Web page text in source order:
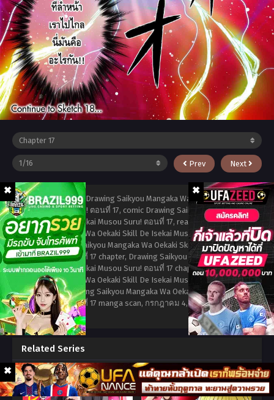
Prev Next
tags: read manga Drawing Saikyou Mangaka Wa Oekaki Skill De
Isekai Musou Suru! ตอนที่ 17, comic Drawing Saikyou Mangaka Wa
Oekaki Skill De Isekai Musou Suru! ตอนที่ 17, read Drawing
Saikyou Mangaka Wa Oekaki Skill De Isekai Musou Suru! ตอนที่ 17
online, Drawing Saikyou Mangaka Wa Oekaki Skill De Isekai
Musou Suru! ตอนที่ 17 chapter, Drawing Saikyou Mangaka Wa
Oekaki Skill De Isekai Musou Suru! ตอนที่ 17 chapter, Drawing
Saikyou Mangaka Wa Oekaki Skill De Isekai Musou Suru! ตอนที่ 17
high quality, Drawing Saikyou Mangaka Wa Oekaki Skill De Isekai
Musou Suru! ตอนที่ 17 manga scan, กรกฎาคม 4, 2023,admin
jeawtoh
Related Series